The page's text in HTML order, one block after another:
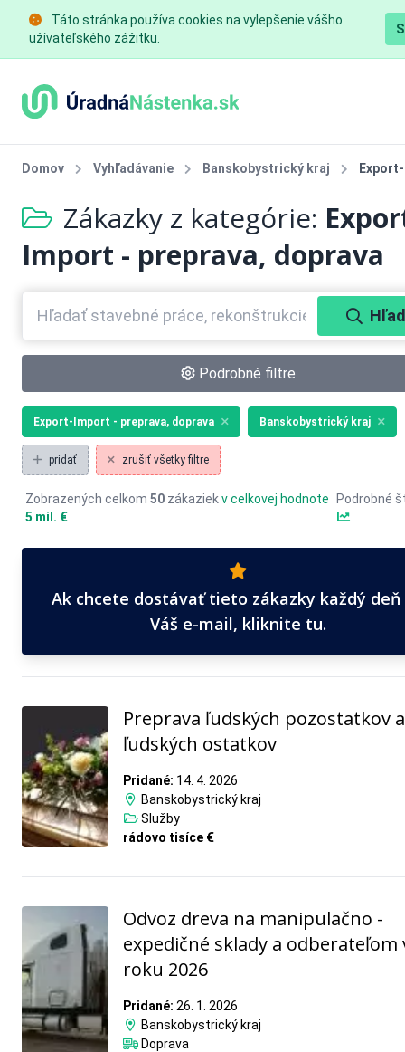
Táto stránka používa cookies na vylepšenie vášho
užívateľského zážitku.
Domov Vyhľadávanie Banskobystrický kraj
Zákazky z kategórie:
Import - preprava, doprava
Podrobné filtre
Export-Import - preprava, doprava Banskobystrický kraj
pridať zrušiť všetky filtre
Zobrazených celkom 50 zákaziekv celkovej hodnote
5 mil. €
Podrobné
Ak chcete dostávať tieto zákazky každý deň
Váš e-mail, kliknite tu.
Preprava ľudských pozostatkov a
ľudských ostatkov
Pridané: 14. 4. 2026
Banskobystrický kraj
Služby
rádovo tisíce €
Odvoz dreva na manipulačno -
expedičné sklady a odberateľom
roku 2026
Pridané: 26. 1. 2026
Banskobystrický kraj
Doprava